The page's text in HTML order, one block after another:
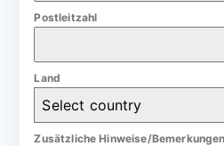
Postleitzahl
Land
Select country
Zusätzliche Hinweise/Bemerkungen